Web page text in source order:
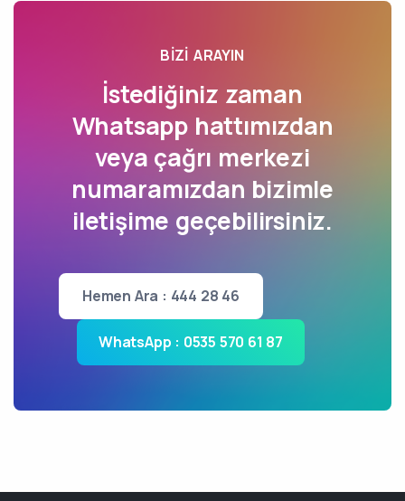
BIZI ARAYIN
İstediğiniz zaman
Whatsapp hattımızdan
veya çağrı merkezi
numaramızdan bizimle
iletişime geçebilirsiniz.
Hemen Ara : 444 28 46
WhatsApp : 0535 570 61 87